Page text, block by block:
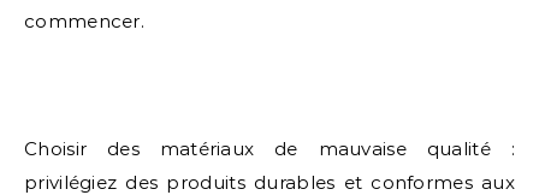
commencer.
Choisir des matériaux de mauvaise qualité :
privilégiez des produits durables et conformes aux